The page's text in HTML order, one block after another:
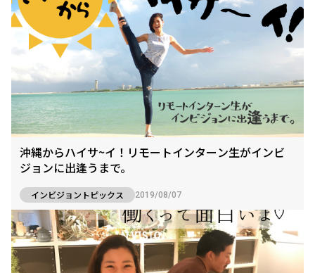
沖縄からハイサ~イ！リモートインターン生がインビ
ジョンに出逢うまで。
インビジョントピックス 2019/08/07